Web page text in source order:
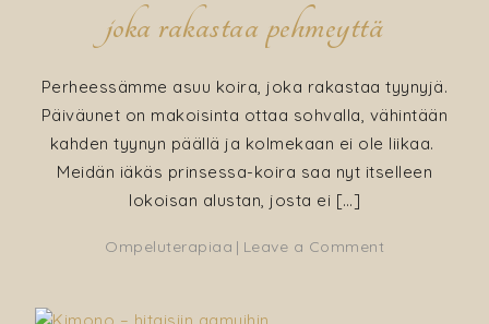
joka rakastaa pehmeyttä
Perheessämme asuu koira, joka rakastaa tyynyjä.
Päiväunet on makoisinta ottaa sohvalla, vähintään
kahden tyynyn päällä ja kolmekaan ei ole liikaa.
Meidän iäkäs prinsessa-koira saa nyt itselleen
lokoisan alustan, josta ei […]
Ompeluterapiaa Leave a Comment